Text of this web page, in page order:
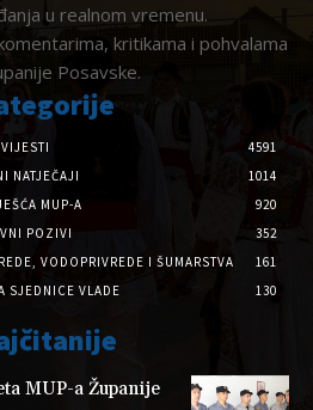
u realnom vremenu.
kritikama i pohvalama
Posavske.
VIJESTI
4591
NATJEČAJI
1014
MUP-A
920
POZIVI
352
VODOPRIVREDE I ŠUMARSTVA
161
SJEDNICE VLADE
130
MUP-a Županije